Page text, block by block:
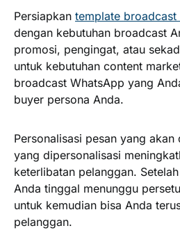
Persiapkan template broadcast
dengan kebutuhan broadcast
promosi, pengingat, atau
untuk kebutuhan content
broadcast WhatsApp yang
buyer persona Anda.
Personalisasi pesan yang
yang dipersonalisasi
keterlibatan pelanggan.
Anda tinggal menunggu
untuk kemudian bisa Anda
pelanggan.